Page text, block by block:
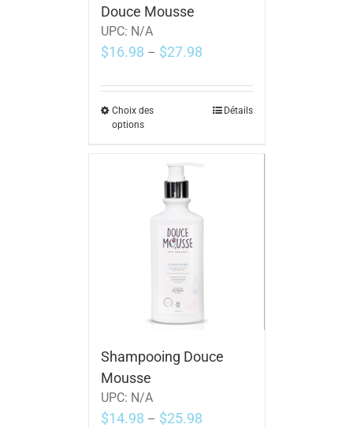
Douce Mousse
UPC: N/A
$16.98 – $27.98
Choix des
options
Détails
Shampooing Douce
Mousse
UPC: N/A
$14.98 – $25.98